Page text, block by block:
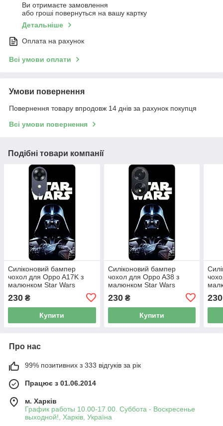
Ви отримаєте замовлення
або гроші повернуться на вашу картку
Детальніше
Оплата на рахунок
Всі умови оплати
Умови повернення
Повернення товару впродовж 14 днів за рахунок покупця
Всі умови повернення
Подібні товари компанії
Силіконовий бампер
чохол для Oppo A17K з
малюнком Star Wars
Зоряні війни Дарт Вейдер
230 ₴
Купити
Силіконовий бампер
чохол для Oppo A38 з
малюнком Star Wars
Зоряні війни Дарт Вейдер
230₴
Купити
230
Про нас
99% позитивних з 333 відгуків за рік
Працює з 01.06.2014
м. Харків
График работы 10.00-17.00. Суббота - Воскресенье
выходной!, Харків, Україна